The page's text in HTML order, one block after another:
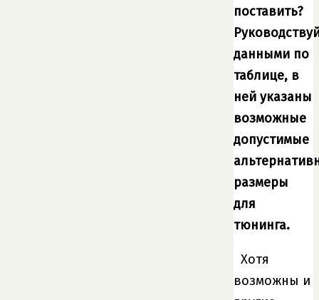
поставить?
данными по
таблице, в
ней указаны
возможные
допустимые
размеры
для
тюнинга.
Хотя
возможны и